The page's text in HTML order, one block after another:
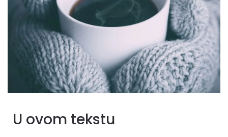
U ovom tekstu